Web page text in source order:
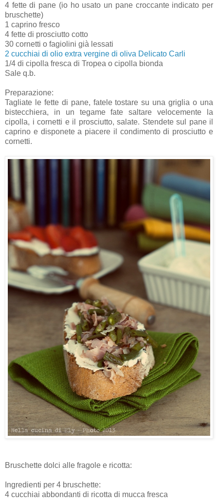
4 fette di pane (io ho usato un pane croccante indicato per
bruschette)
1 caprino fresco
4 fette di prosciutto cotto
30 cornetti o fagiolini già lessati
2 cucchiai di olio extra vergine di oliva Delicato Carli
1/4 di cipolla fresca di Tropea o cipolla bionda
Sale q.b.
Preparazione:
Tagliate le fette di pane, fatele tostare su una griglia o una
bistecchiera, in un tegame fate saltare velocemente la
cipolla, i cornetti e il prosciutto, salate. Stendete sul pane il
caprino e disponete a piacere il condimento di prosciutto e
cornetti.
Bruschette dolci alle fragole e ricotta:
Ingredienti per 4 bruschette:
4 cucchiai abbondanti di ricotta di mucca fresca